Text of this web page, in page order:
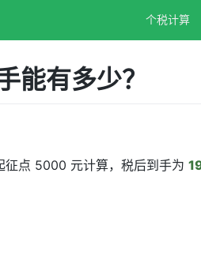
个税计算
有多少？
征点 5000 元计算，税后到手为